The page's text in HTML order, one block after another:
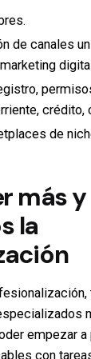
de canales
crédito,
de
más
la
empezar a
con